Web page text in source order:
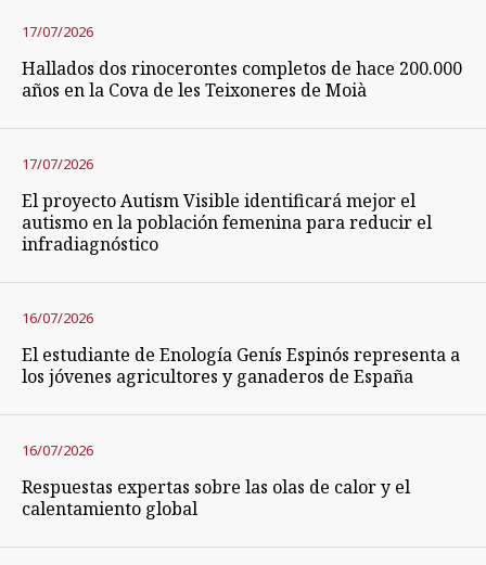
17/07/2026
Hallados dos rinocerontes completos de hace 200.000
años en la Cova de les Teixoneres de Moià
17/07/2026
El proyecto Autism Visible identificará mejor el
autismo en la población femenina para reducir el
infradiagnóstico
16/07/2026
El estudiante de Enología Genís Espinós representa a
los jóvenes agricultores y ganaderos de España
16/07/2026
Respuestas expertas sobre las olas de calor y el
calentamiento global